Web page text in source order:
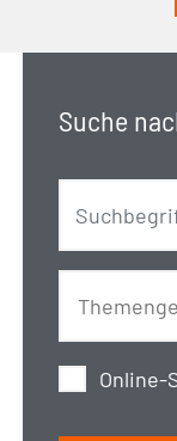
Suche
Online-